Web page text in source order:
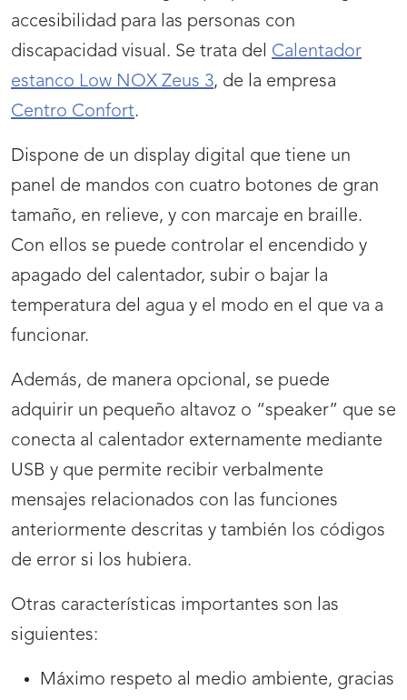
accesibilidad para las personas con
discapacidad visual. Se trata del Calentador
estanco Low NOX Zeus 3, de la empresa
Centro Confort.
Dispone de un display digital que tiene un
panel de mandos con cuatro botones de gran
tamaño, en relieve, y con marcaje en braille.
Con ellos se puede controlar el encendido y
apagado del calentador, subir o bajar la
temperatura del agua y el modo en el que va a
funcionar.
Además, de manera opcional, se puede
adquirir un pequeño altavoz o “speaker” que se
conecta al calentador externamente mediante
USB y que permite recibir verbalmente
mensajes relacionados con las funciones
anteriormente descritas y también los códigos
de error si los hubiera.
Otras características importantes son las
siguientes:
Máximo respeto al medio ambiente, gracias